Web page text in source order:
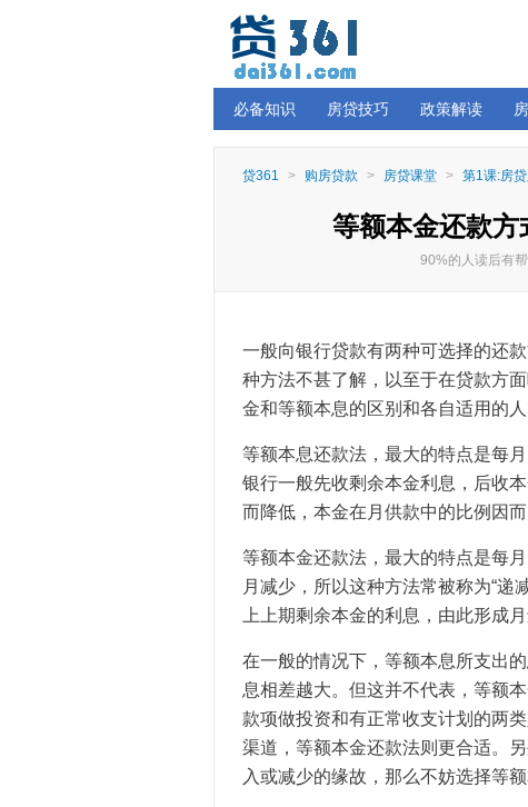
必备知识 房贷技巧 政策解读
贷361 > 购房贷款 > 房贷课堂 > 第1课:房
等额本金还款方
90%的人读后有
一般向银行贷款有两种可选择的还
种方法不甚了解，以至于在贷款方
金和等额本息的区别和各自适用的人
等额本息还款法，最大的特点是每
银行一般先收剩余本金利息，后收
而降低，本金在月供款中的比例因
等额本金还款法，最大的特点是每
月减少，所以这种方法常被称为“递
上上期剩余本金的利息，由此形成
在一般的情况下，等额本息所支出
息相差越大。但这并不代表，等额
款项做投资和有正常收支计划的两
渠道，等额本金还款法则更合适。
入或减少的缘故，那么不妨选择等额